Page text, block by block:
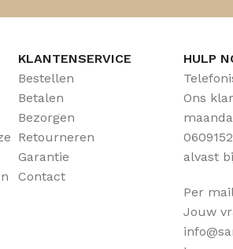
KLANTENSERVICE
Bestellen
Betalen
Bezorgen
Retourneren
Garantie
Contact
HULP
Ons
alvast
Per
Jouw